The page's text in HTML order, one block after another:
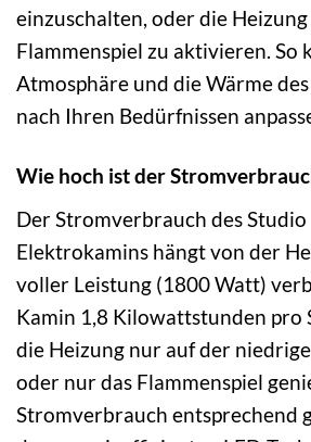
einzuschalten, oder die
Flammenspiel zu aktivieren. So
Atmosphäre und die Wärme
nach Ihren Bedürfnissen
Wie hoch ist der
Der Stromverbrauch des
Elektrokamins hängt von der
voller Leistung (1800 Watt)
Kamin 1,8 Kilowattstunden pro
die Heizung nur auf der
oder nur das Flammenspiel
Stromverbrauch entsprechend